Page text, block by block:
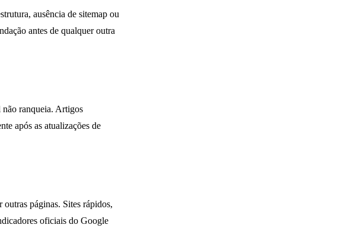
ausência de sitemap ou
antes de qualquer outra
não ranqueia. Artigos
após as atualizações de
páginas. Sites rápidos,
oficiais do Google